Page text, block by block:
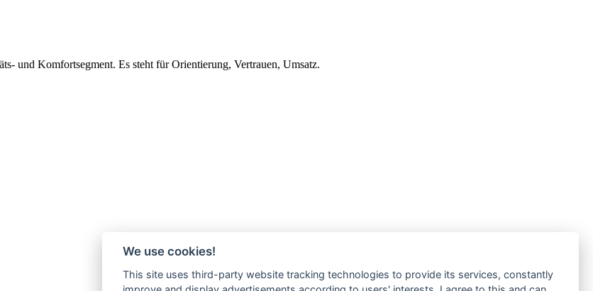
und Komfortsegment. Es steht für Orientierung, Vertrauen, Umsatz.
We use cookies!
This site uses third-party website tracking technologies to provide its services, constantly